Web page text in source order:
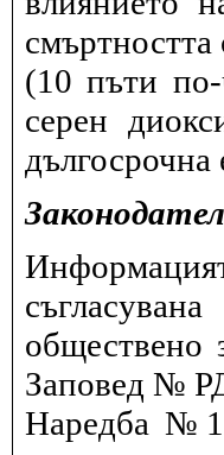
смъртността
(10 пъти по-
серен
дългосрочна
Заповед №
Наредба